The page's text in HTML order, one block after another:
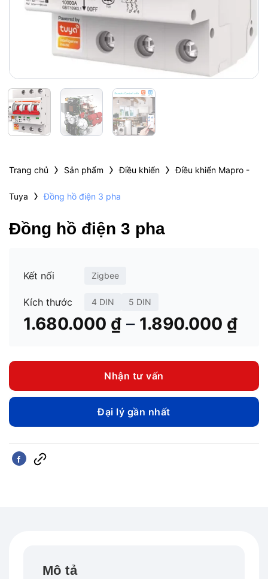
Trang chủ › Sản phẩm ›Điều khiển ›Điều khiển Mapro -
Tuya ›Đồng hồ điện 3 pha
Đồng hồ điện 3 pha
Kết nối Zigbee
Kích thước 4 DIN 5 DIN
1.680.000 ₫ – 1.890.000 ₫
từ
đến
Nhận tư vấn
Đại lý gần nhất
Mô tả